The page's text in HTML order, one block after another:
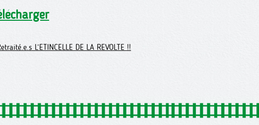
L’ETINCELLE DE LA REVOLTE !!